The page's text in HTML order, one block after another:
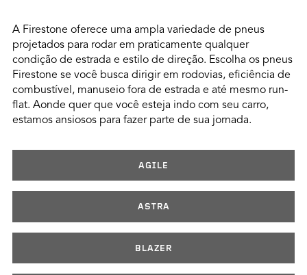
A Firestone oferece uma ampla variedade de pneus
projetados para rodar em praticamente qualquer
condição de estrada e estilo de direção. Escolha os pneus
Firestone se você busca dirigir em rodovias, eficiência de
combustível, manuseio fora de estrada e até mesmo run-
flat. Aonde quer que você esteja indo com seu carro,
estamos ansiosos para fazer parte de sua jornada.
AGILE
ASTRA
BLAZER